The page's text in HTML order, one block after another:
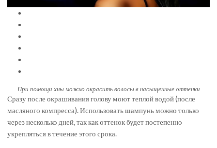
При помощи хны можно окрасить волосы в насыщенные оттенки
Сразу после окрашивания голову моют теплой водой (после
масляного компресса). Использовать шампунь можно только
через несколько дней, так как оттенок будет постепенно
укрепляться в течение этого срока.